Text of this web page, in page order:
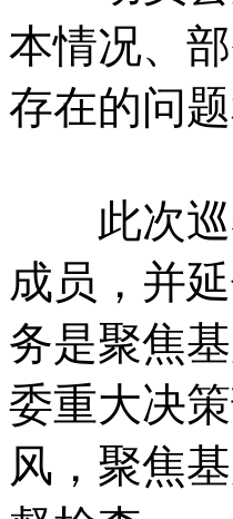
本情况、
存在的问
此次巡
成员，并
务是聚焦
委重大决
风，聚焦